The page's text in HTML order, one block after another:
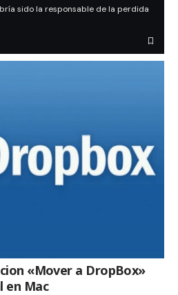
sido la responsable de la perdida
«Mover a DropBox»
en Mac